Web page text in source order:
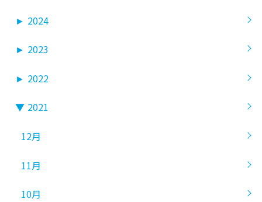
► 2024
► 2023
► 2022
▼ 2021
12月
11月
10月